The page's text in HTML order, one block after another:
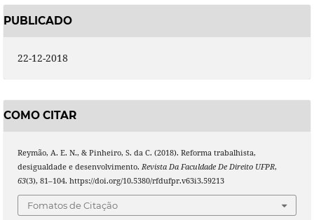
PUBLICADO
22-12-2018
COMO CITAR
Reymão, A. E. N., & Pinheiro, S. da C. (2018). Reforma trabalhista,
desigualdade e desenvolvimento. Revista Da Faculdade De Direito UFPR,
63(3), 81–104. https://doi.org/10.5380/rfdufpr.v63i3.59213
Fomatos de Citação